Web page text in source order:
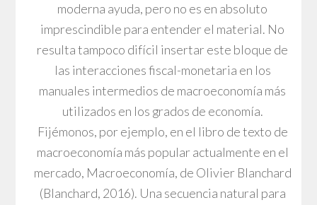
moderna ayuda, pero no es en absoluto
imprescindible para entender el material. No
resulta tampoco difícil insertar este bloque de
las interacciones fiscal-monetaria en los
manuales intermedios de macroeconomía más
utilizados en los grados de economía.
Fijémonos, por ejemplo, en el libro de texto de
macroeconomía más popular actualmente en el
mercado, Macroeconomía, de Olivier Blanchard
(Blanchard, 2016). Una secuencia natural para